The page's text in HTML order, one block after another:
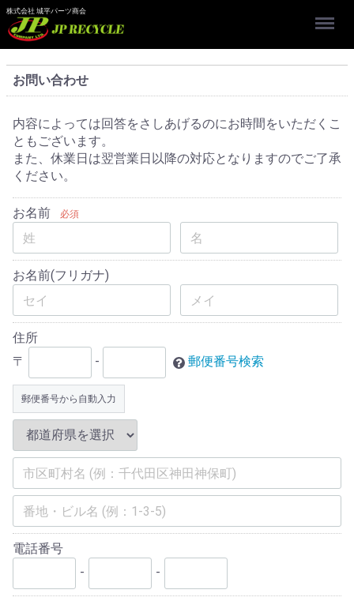
株式会社 城平パーツ商会 Menu
お問い合わせ
内容によっては回答をさしあげるのにお時間をいただくこ
ともございます。
また、休業日は翌営業日以降の対応となりますのでご了承
ください。
お名前 必須
お名前(フリガナ)
住所
〒
- 郵便番号検索
郵便番号から自動入力
電話番号
-
-